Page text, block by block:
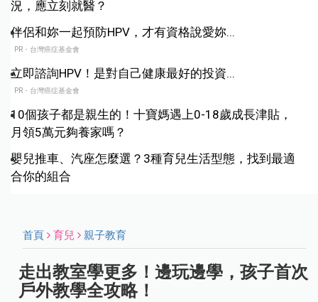
況，應立刻就醫？
伴侶和妳一起預防HPV，才有資格說愛妳...
PR・台灣癌症基金會
立即諮詢HPV！是對自己健康最好的投資...
PR・台灣癌症基金會
10個孩子都是親生的！十寶媽遇上0-18歲成長津貼，
月領5萬元夠養家嗎？
嬰兒推車、汽座怎麼選？3種育兒生活型態，找到最適
合你的組合
首頁 育兒 親子教育
走出教室學更多！邊玩邊學，孩子首次
戶外教學全攻略！